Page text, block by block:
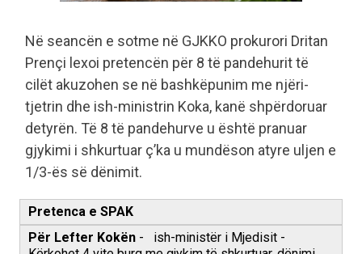
Në seancën e sotme në GJKKO prokurori Dritan
Prençi lexoi pretencën për 8 të pandehurit të
cilët akuzohen se në bashkëpunim me njëri-
tjetrin dhe ish-ministrin Koka, kanë shpërdoruar
detyrën. Të 8 të pandehurve u është pranuar
gjykimi i shkurtuar ç’ka u mundëson atyre uljen e
1/3-ës së dënimit.
Pretenca e SPAK
Për Lefter Kokën - ish-ministër i Mjedisit -